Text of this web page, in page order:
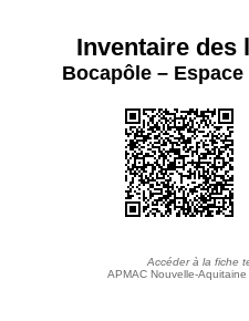
Inventaire des
Bocapôle –
Accéder à la fiche
APMAC Nouvelle-